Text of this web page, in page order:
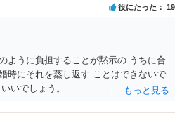
役にたった 19
ように負担することが黙示の うちに合
時にそれを蒸し返す ことはできないで
いでしょう。